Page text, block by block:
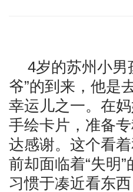
4岁的苏州小男
爷”的到来，他是
幸运儿之一。在
手绘卡片，准备
达感谢。这个看
前却面临着“失明
习惯于凑近看东